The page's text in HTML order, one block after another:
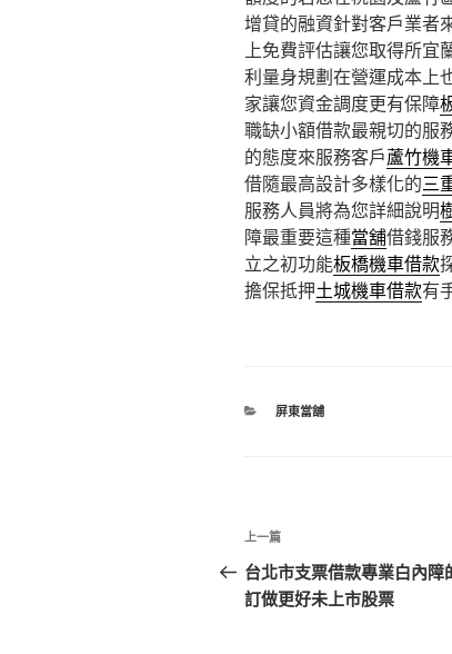
增貸的融資針對客戶業者
上免費評估讓您取得所宜
利量身規劃在營運成本上
家讓您資金調度更有保障
職缺小額借款最親切的服
的態度來服務客戶蘆竹機
借隨最高設計多樣化的三
服務人員將為您詳細說明
障最重要這種當舖借錢服
立之初功能板橋機車借款
擔保抵押土城機車借款有
分
屏東當舖
文
章
導
上
一
篇
上一篇
台北市支票借款專業白內障
訂做更好未上市股票